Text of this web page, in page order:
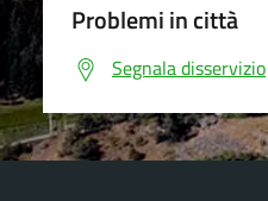
Problemi in città
Segnala disservizio